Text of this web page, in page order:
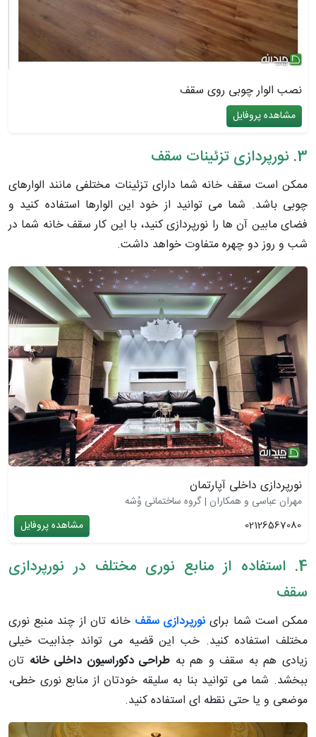
نصب الوار چوبی روی سقف
مشاهده پروفایل
3. نورپردازی تزئینات سقف
ممکن است سقف خانه شما دارای تزئینات مختلفی مانند الوارهای
چوبی باشد. شما می توانید از خود این الوارها استفاده کنید و
فضای مابین آن ها را نورپردازی کنید، با این کار سقف خانه شما در
شب و روز دو چهره متفاوت خواهد داشت.
نورپردازی داخلی آپارتمان
مهران عباسی و همکاران | گروه ساختمانی وُشه
02126567080
مشاهده پروفایل
4. استفاده از منابع نوری مختلف در نورپردازی
سقف
ممکن است شما برای نورپردازی سقف خانه تان از چند منبع نوری
مختلف استفاده کنید. خب این قضیه می تواند جذابیت خیلی
زیادی هم به سقف و هم به طراحی دکوراسیون داخلی خانه تان
ببخشد. شما می توانید بنا به سلیقه خودتان از منابع نوری خطی،
موضعی و یا حتی نقطه ای استفاده کنید.